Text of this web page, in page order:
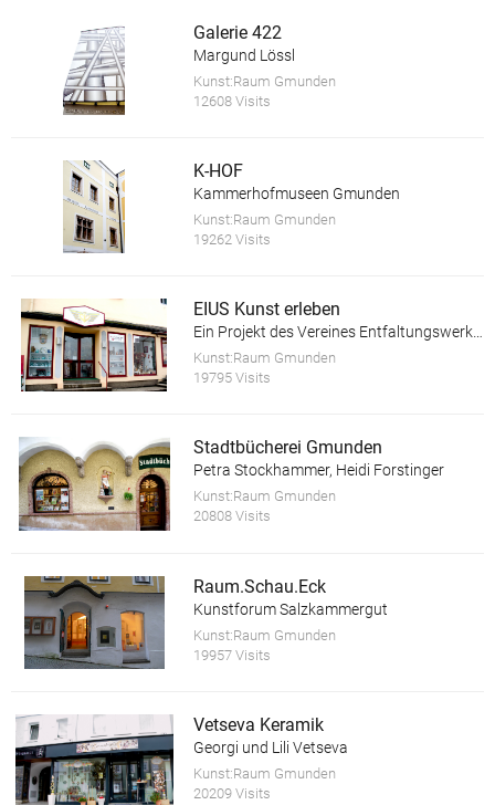
Galerie 422
Margund Lössl
Kunst:Raum Gmunden
12608 Visits
K-HOF
Kammerhofmuseen Gmunden
Kunst:Raum Gmunden
19262 Visits
EIUS Kunst erleben
Ein Projekt des Vereines Entfaltungswerkstatt
Kunst:Raum Gmunden
19795 Visits
Stadtbücherei Gmunden
Petra Stockhammer, Heidi Forstinger
Kunst:Raum Gmunden
20808 Visits
Raum.Schau.Eck
Kunstforum Salzkammergut
Kunst:Raum Gmunden
19957 Visits
Vetseva Keramik
Georgi und Lili Vetseva
Kunst:Raum Gmunden
20209 Visits